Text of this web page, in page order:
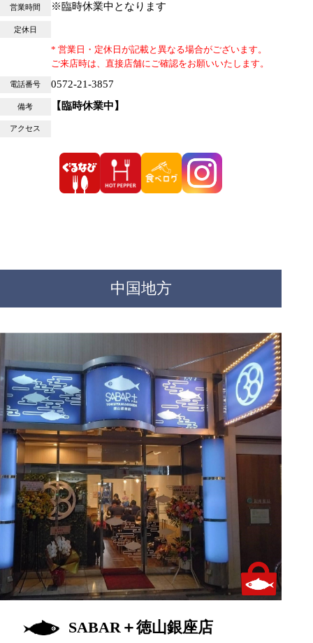
営業時間 ※臨時休業中となります
定休日
* 営業日・定休日が記載と異なる場合がございます。
ご来店時は、直接店舗にご確認をお願いいたします。
電話番号 0572-21-3857
備考 【臨時休業中】
アクセス
中国地方
テイクアウトあり
SABAR＋徳山銀座店